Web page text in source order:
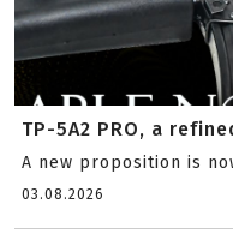
TP-5A2 PRO, a
A new proposition is
03.08.2026